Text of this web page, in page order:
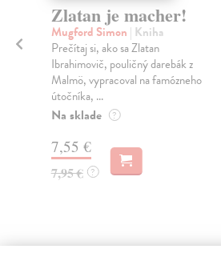
Zlatan je macher!
Mugford Simon | Kniha
Prečítaj si, ako sa Zlatan
Ibrahimovič, pouličný darebák z
Malmö, vypracoval na famózneho
útočníka, ...
Na sklade ?
7,55 €
7,95 € ?